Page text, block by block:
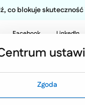
co blokuje
Facebook LinkedIn
Polski Standard
Zgoda